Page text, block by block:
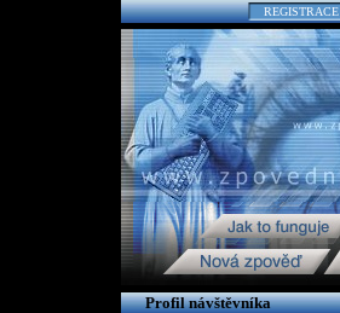
REGISTRACE
Profil návštěvníka